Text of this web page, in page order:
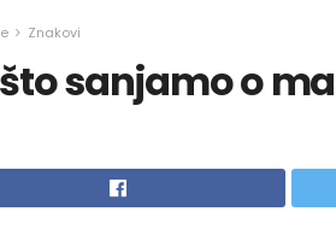
Znakovi
sanjamo o